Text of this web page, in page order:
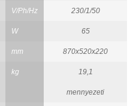
V/Ph/Hz 230/1/50
W 65
mm 870x520x220
kg 19,1
mennyezeti